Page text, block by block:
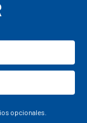
opcionales.